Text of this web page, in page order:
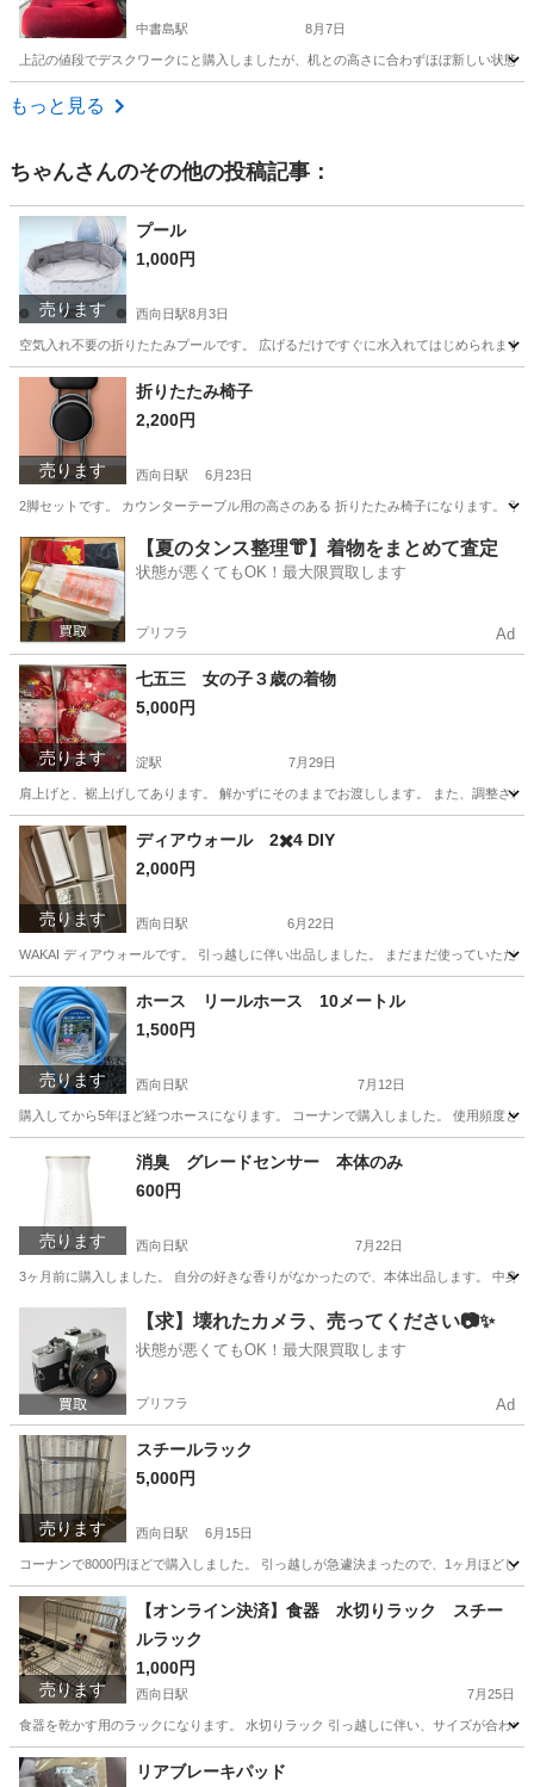
中書島駅 8月7日
上記の値段でデスクワークにと購入しましたが、机との高さに合わずほぼ新しい状
京都 京都市
もっと見る
ちゃんさんのその他の投稿記事：
売ります
プール
1,000円
西向日駅8月3日
空気入れ不要の折りたたみプールです。 広げるだけですぐに水入れてはじめられま
京都 京都市 西向日駅 子供用品
売ります
折りたたみ椅子
2,200円
西向日駅 6月23日
2脚セットです。 カウンターテーブル用の高さのある 折りたたみ椅子になります。
京都 京都市 西向日駅 オフィス用家具
【夏のタンス整理👘】着物をまとめて査定
状態が悪くてもOK！最大限買取します
プリフラ Ad
売ります
七五三 女の子３歳の着物
5,000円
淀駅 7月29日
肩上げと、裾上げしてあります。 解かずにそのままでお渡しします。 また、調整さ
京都 京都市 淀駅
売ります
ディアウォール 2✖️4 DIY
2,000円
西向日駅 6月22日
WAKAI ディアウォールです。 引っ越しに伴い出品しました。 まだまだ使っていただ
京都 京都市 その他
売ります
ホース リールホース 10メートル
1,500円
西向日駅 7月12日
購入してから5年ほど経つホースになります。 コーナンで購入しました。 使用頻度と
西向日駅 その他
売ります
消臭 グレードセンサー 本体のみ
600円
西向日駅 7月22日
3ヶ月前に購入しました。 自分の好きな香りがなかったので、本体出品します。 中身
西向日駅 その他
【求】壊れたカメラ、売ってください📷✨
状態が悪くてもOK！最大限買取します
プリフラ Ad
売ります
スチールラック
5,000円
西向日駅 6月15日
コーナンで8000円ほどで購入しました。 引っ越しが急遽決まったので、1ヶ月ほどし
京都 京都市 西向日駅 収納家具 コーナン
売ります
【オンライン決済】食器 水切りラック スチー
ルラック
1,000円
西向日駅 7月25日
食器を乾かす用のラックになります。 水切りラック 引っ越しに伴い、サイズが合わ
京都 京都市 西向日駅 収納家具
リアブレーキパッド